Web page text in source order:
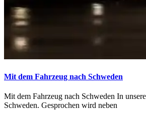
Mit dem Fahrzeug nach Schweden
Mit dem Fahrzeug nach Schweden In
Schweden. Gesprochen wird neben